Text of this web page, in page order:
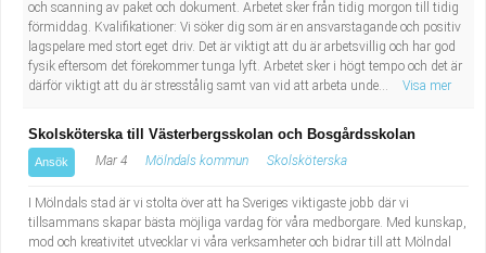
och scanning av paket och dokument. Arbetet sker från tidig morgon till tidig
förmiddag. Kvalifikationer: Vi söker dig som är en ansvarstagande och positiv
lagspelare med stort eget driv. Det är viktigt att du är arbetsvillig och har god
fysik eftersom det förekommer tunga lyft. Arbetet sker i högt tempo och det är
därför viktigt att du är stresstålig samt van vid att arbeta unde...
Visa mer
Skolsköterska till Västerbergsskolan och Bosgårdsskolan
Ansök Mar 4 Mölndals kommun Skolsköterska
I Mölndals stad är vi stolta över att ha Sveriges viktigaste jobb där vi
tillsammans skapar bästa möjliga vardag för våra medborgare. Med kunskap,
mod och kreativitet utvecklar vi våra verksamheter och bidrar till att Mölndal